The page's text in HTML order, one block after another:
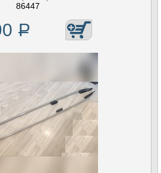
86447
Р